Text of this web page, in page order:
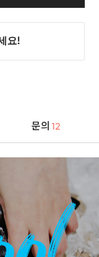
문의 12